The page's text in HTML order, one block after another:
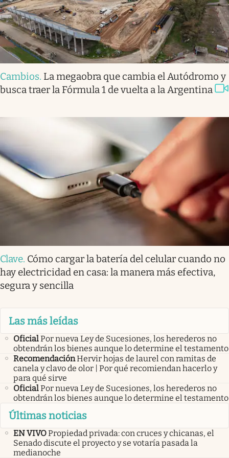
Cambios. La megaobra que cambia el Autódromo y
busca traer la Fórmula 1 de vuelta a la Argentina
Clave. Cómo cargar la batería del celular cuando no
hay electricidad en casa: la manera más efectiva,
segura y sencilla
Las más leídas
OficialPor nueva Ley de Sucesiones, los herederos no
obtendrán los bienes aunque lo determine el testamento
RecomendaciónHervir hojas de laurel con ramitas de
canela y clavo de olor | Por qué recomiendan hacerlo y
para qué sirve
OficialPor nueva Ley de Sucesiones, los herederos no
obtendrán los bienes aunque lo determine el testamento
Últimas noticias
EN VIVOPropiedad privada: con cruces y chicanas, el
Senado discute el proyecto y se votaría pasada la
medianoche